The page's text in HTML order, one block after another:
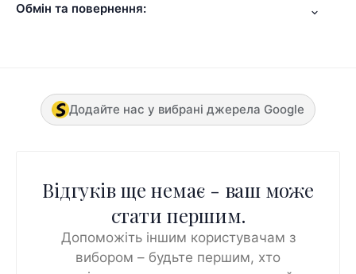
Обмін та повернення:
Додайте нас у вибрані джерела Google
Відгуків ще немає - ваш може
стати першим.
Допоможіть іншим користувачам з
вибором – будьте першим, хто